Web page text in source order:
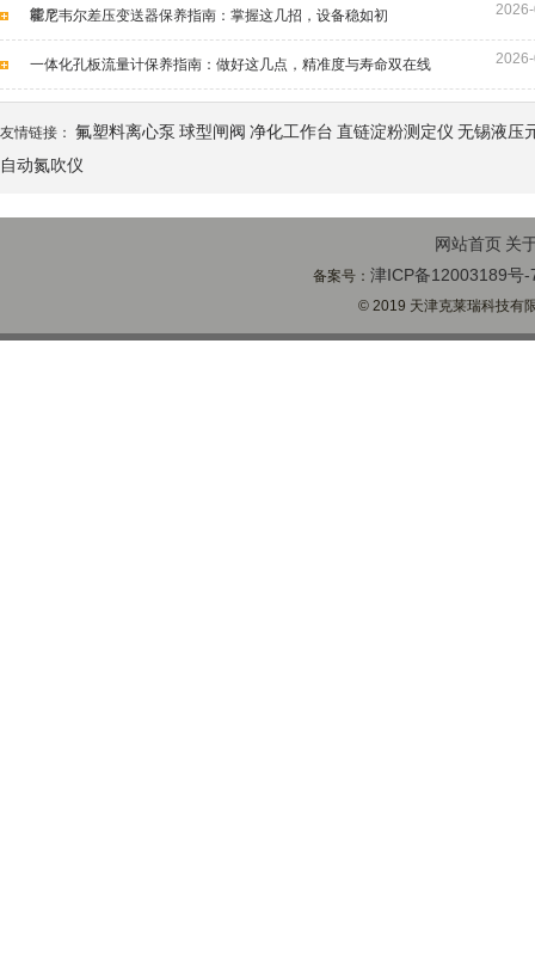
能？
霍尼韦尔差压变送器保养指南：掌握这几招，设备稳如初
一体化孔板流量计保养指南：做好这几点，精准度与寿命双在线
友情链接： 氟塑料离心泵 球型闸阀 净化工作台 直链淀粉测定仪 无锡液压
自动氮吹仪
网站首页 关
备案号：津ICP备12003189号-
© 2019 天津克莱瑞科技有